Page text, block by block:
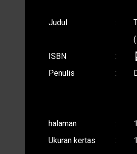
Judul :
ISBN
:
Penulis
:
halaman :
Ukuran kertas
: